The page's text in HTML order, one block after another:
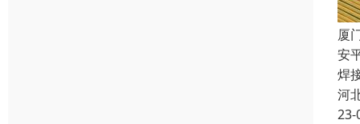
厦
安
焊
河
23-